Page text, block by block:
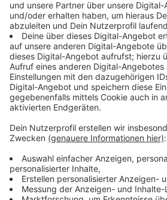
Immer auf dem
bleiben!
Verpass' nichts mehr - mit
ANTENNE BAYERN Newsletter.
Lifestyle oder unsere
informieren dich.
Zum Newsletter